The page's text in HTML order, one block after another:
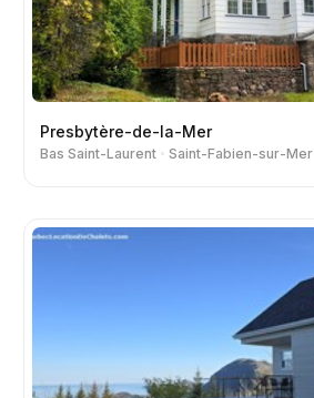
Presbytère-de-la-Mer
Bas Saint-Laurent Saint-Fabien-sur-Mer